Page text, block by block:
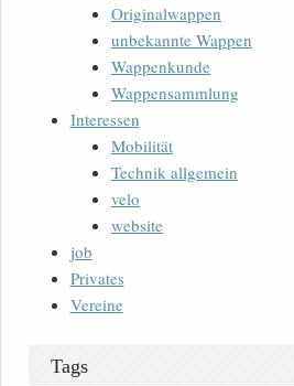
Originalwappen
unbekannte Wappen
Wappenkunde
Wappensammlung
Interessen
Mobilität
Technik allgemein
velo
website
job
Privates
Vereine
Tags